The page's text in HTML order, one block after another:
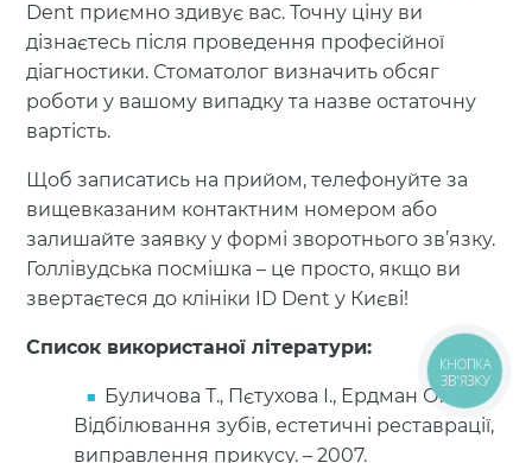
Dent приємно здивує вас. Точну ціну ви
дізнаєтесь після проведення професійної
діагностики. Стоматолог визначить обсяг
роботи у вашому випадку та назве остаточну
вартість.
Щоб записатись на прийом, телефонуйте за
вищевказаним контактним номером або
залишайте заявку у формі зворотнього зв’язку.
Голлівудська посмішка – це просто, якщо ви
звертаєтеся до клініки ID Dent у Києві!
Список використаної літератури:
Буличова Т., Пєтухова І., Ердман О.
Відбілювання зубів, естетичні реставрації,
виправлення прикусу. – 2007.
КНОПКА
ЗВ'ЯЗКУ